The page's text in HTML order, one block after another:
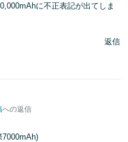
に不正表記が出てしま
返信
への返信